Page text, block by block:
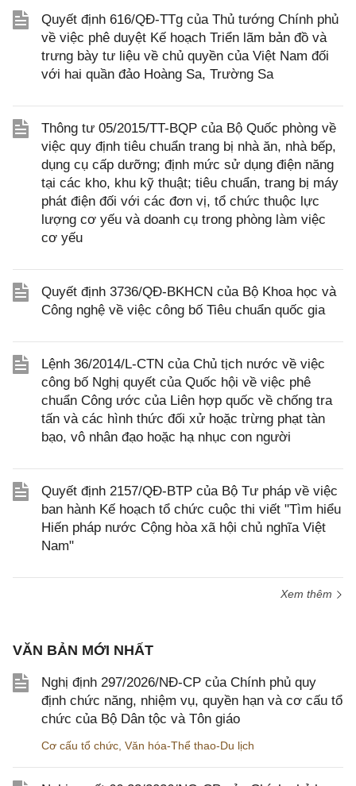
Quyết định 616/QĐ-TTg của Thủ tướng Chính phủ
về việc phê duyệt Kế hoạch Triển lãm bản đồ và
trưng bày tư liệu về chủ quyền của Việt Nam đối
với hai quần đảo Hoàng Sa, Trường Sa
Thông tư 05/2015/TT-BQP của Bộ Quốc phòng về
việc quy định tiêu chuẩn trang bị nhà ăn, nhà bếp,
dụng cụ cấp dưỡng; định mức sử dụng điện năng
tại các kho, khu kỹ thuật; tiêu chuẩn, trang bị máy
phát điện đối với các đơn vị, tổ chức thuộc lực
lượng cơ yếu và doanh cụ trong phòng làm việc
cơ yếu
Quyết định 3736/QĐ-BKHCN của Bộ Khoa học và
Công nghệ về việc công bố Tiêu chuẩn quốc gia
Lệnh 36/2014/L-CTN của Chủ tịch nước về việc
công bố Nghị quyết của Quốc hội về việc phê
chuẩn Công ước của Liên hợp quốc về chống tra
tấn và các hình thức đối xử hoặc trừng phạt tàn
bạo, vô nhân đạo hoặc hạ nhục con người
Quyết định 2157/QĐ-BTP của Bộ Tư pháp về việc
ban hành Kế hoạch tổ chức cuộc thi viết "Tìm hiểu
Hiến pháp nước Cộng hòa xã hội chủ nghĩa Việt
Nam"
Xem thêm
VĂN BẢN MỚI NHẤT
Nghị định 297/2026/NĐ-CP của Chính phủ quy
định chức năng, nhiệm vụ, quyền hạn và cơ cấu tổ
chức của Bộ Dân tộc và Tôn giáo
Cơ cấu tổ chức Văn hóa-Thể thao-Du lịch